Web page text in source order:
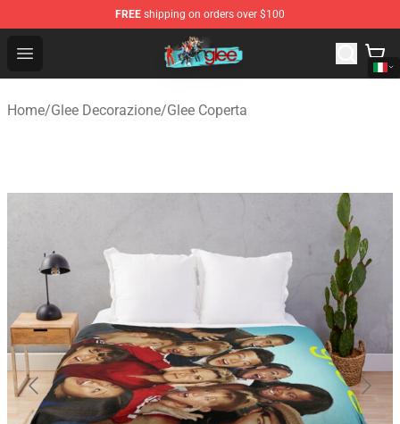
FREE shipping on orders over $100
Open menu
Glee Store - Official Glee Merchandise Shop
Home/Glee Decorazione/Glee Coperta